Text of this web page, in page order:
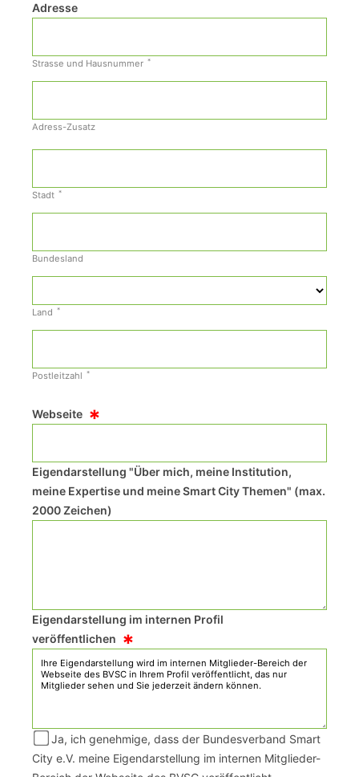
Adresse
Strasse und Hausnummer *
Adress-Zusatz
Stadt *
Bundesland
Land *
Postleitzahl *
Webseite*
Eigendarstellung "Über mich, meine Institution,
meine Expertise und meine Smart City Themen" (max.
2000 Zeichen)
Eigendarstellung im internen Profil
veröffentlichen*
Ja, ich genehmige, dass der Bundesverband Smart
City e.V. meine Eigendarstellung im internen Mitglieder-